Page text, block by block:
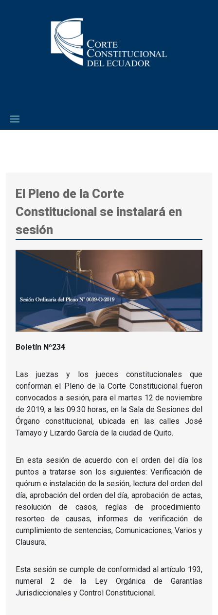
El Pleno de la Corte
Constitucional se instalará en
sesión
Boletín Nº234
Las juezas y los jueces constitucionales que
conforman el Pleno de la Corte Constitucional fueron
convocados a sesión, para el martes 12 de noviembre
de 2019, a las 09:30 horas, en la Sala de Sesiones del
Órgano constitucional, ubicada en las calles José
Tamayo y Lizardo García de la ciudad de Quito.
En esta sesión de acuerdo con el orden del día los
puntos a tratarse son los siguientes: Verificación de
quórum e instalación de la sesión, lectura del orden del
día, aprobación del orden del día, aprobación de actas,
resolución de casos, reglas de procedimiento
resorteo de causas, informes de verificación de
cumplimiento de sentencias, Comunicaciones, Varios y
Clausura.
Esta sesión se cumple de conformidad al artículo 193,
numeral 2 de la Ley Orgánica de Garantías
Jurisdiccionales y Control Constitucional.